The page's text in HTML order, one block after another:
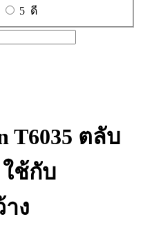
5 ดี
T6035 ตลับ
ช้กับ
ง